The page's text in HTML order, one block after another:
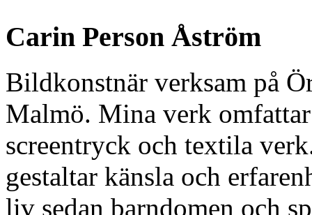
Carin Person Åström
Bildkonstnär verksam på
Malmö. Mina verk
screentryck och textila
gestaltar känsla och
liv sedan barndomen och